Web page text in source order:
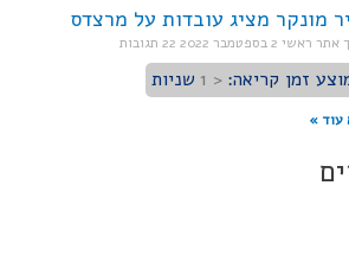
מונקר מציג עובדות על מרצדס
אתר ראשי 2 בספטמבר 2022 22 תגובות
זמן קריאה: < 1 שניות
עוד »